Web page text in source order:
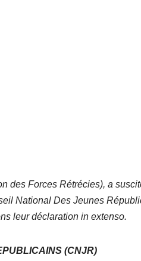
des Forces Rétrécies), a
National Des Jeunes
leur déclaration in extenso.
(CNJR)